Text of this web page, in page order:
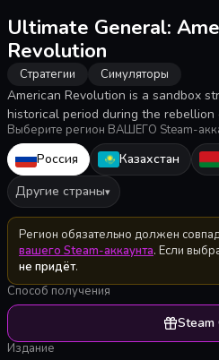
Ultimate General:
Revolution
Стратегии Симуляторы
American Revolution is a sandbox
historical period during the
against the British Empire.
Выберите регион ВАШЕГО Steam-
Россия Казахстан
Другие страны▾
Регион обязательно должен
вашего Steam-аккаунта. Если
не придёт.
Способ получения
Steam
Издание